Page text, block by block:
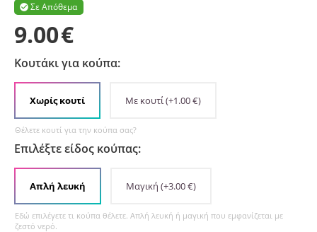
Σε Απόθεμα

9.00€
Κουτάκι για κούπα:
Χωρίς κουτί Με κουτί(+1.00€)
Θέλετε κουτί για την κούπα σας?
Επιλέξτε είδος κούπας:
Απλή λευκή Μαγική (+3.00€)
Εδώ επιλέγετε τι κούπα θέλετε. Απλή λευκή ή μαγική που εμφανίζεται με
ζεστό νερό.